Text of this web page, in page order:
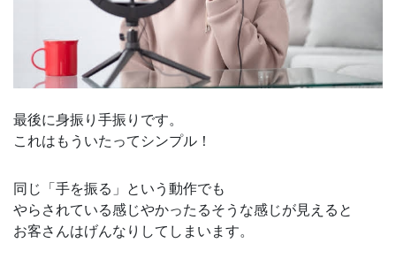
最後に身振り手振りです。
これはもういたってシンプル！
同じ「手を振る」という動作でも
やらされている感じやかったるそうな感じが見えると
お客さんはげんなりしてしまいます。